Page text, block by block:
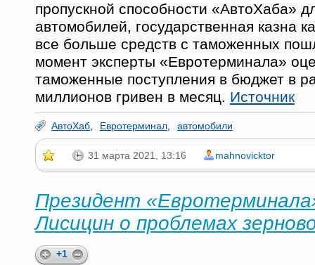
пропускной способности «АвтоХаба»
автомобилей, государственная казна
все больше средств с таможенных
момент эксперты «Евротерминала»
таможенные поступления в бюджет в
миллионов гривен в месяц. Источник
АвтоХаб Евротерминал автомобили
31 марта 2021, 13:16 mahnovicktor
Президент
Лисицин о проблемах
+1